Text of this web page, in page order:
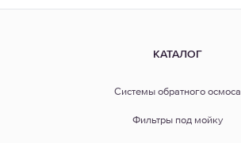
КАТАЛОГ
Системы обратного осмоса
Фильтры под мойку